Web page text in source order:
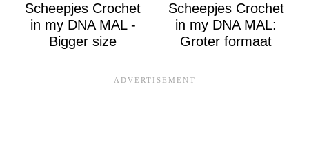
Scheepjes Crochet
in my DNA MAL -
Bigger size
Scheepjes Crochet
in my DNA MAL:
Groter formaat